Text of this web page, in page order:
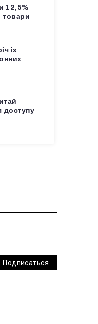
12,5%
товари
із
доступу
Подписаться